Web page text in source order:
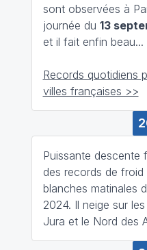
sont observées à
journée du 13
et il fait enfin beau...
Records quotidiens
villes françaises >>
Puissante descente
des records de froid
blanches matinales
2024. Il neige sur
Jura et le Nord des